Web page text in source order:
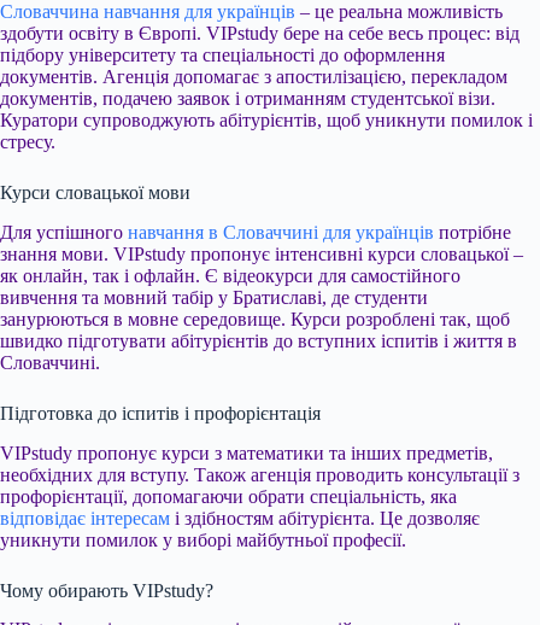
Словаччина навчання для українців – це реальна можливість
здобути освіту в Європі. VIPstudy бере на себе весь процес: від
підбору університету та спеціальності до оформлення
документів. Агенція допомагає з апостилізацією, перекладом
документів, подачею заявок і отриманням студентської візи.
Куратори супроводжують абітурієнтів, щоб уникнути помилок і
стресу.
Курси словацької мови
Для успішного навчання в Cловаччині для українців потрібне
знання мови. VIPstudy пропонує інтенсивні курси словацької –
як онлайн, так і офлайн. Є відеокурси для самостійного
вивчення та мовний табір у Братиславі, де студенти
занурюються в мовне середовище. Курси розроблені так, щоб
швидко підготувати абітурієнтів до вступних іспитів і життя в
Словаччині.
Підготовка до іспитів і профорієнтація
VIPstudy пропонує курси з математики та інших предметів,
необхідних для вступу. Також агенція проводить консультації з
профорієнтації, допомагаючи обрати спеціальність, яка
відповідає інтересам і здібностям абітурієнта. Це дозволяє
уникнути помилок у виборі майбутньої професії.
Чому обирають VIPstudy?